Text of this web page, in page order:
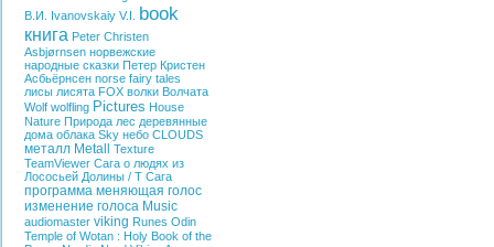
В.И.
Ivanovskaiy V.I. book
книга Peter Christen
Asbjørnsen норвежские
народные сказки Петер Кристен
Асбьёрнсен norse fairy tales
лисы лисята FOX волки Волчата
Wolf wolfling Pictures House
Nature Природа лес деревянные
дома облака Sky небо CLOUDS
металл Metall
Texture
TeamViewer Сага о людях из
Лососьей Долины / T Сага
программа меняющая голос
изменение голоса Music
audiomaster viking Runes Odin
Temple of Wotan : Holy Book of the